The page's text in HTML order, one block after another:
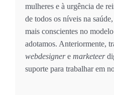
mulheres e à urgência de
de todos os níveis na
mais conscientes no
adotamos. Anteriormente,
webdesignere marketeer
suporte para trabalhar em